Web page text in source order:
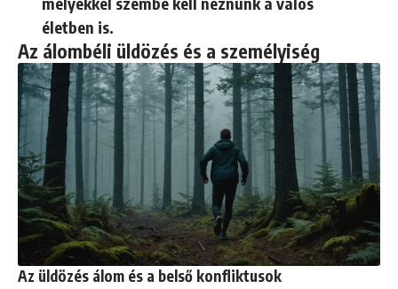
életben is.
Az álombéli üldözés és a személyiség
Az üldözés álom és a belső konfliktusok